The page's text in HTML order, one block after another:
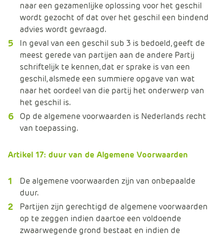
naar een gezamenlijke oplossing voor het geschil
wordt gezocht of dat over het geschil een bindend
advies wordt gevraagd.
In geval van een geschil sub 3 is bedoeld, geeft de
meest gerede van partijen aan de andere Partij
schriftelijk te kennen, dat er sprake is van een
geschil, alsmede een summiere opgave van wat
naar het oordeel van die partij het onderwerp van
het geschil is.
Op de algemene voorwaarden is Nederlands recht
van toepassing.
Artikel 17: duur van de Algemene Voorwaarden
De algemene voorwaarden zijn van onbepaalde
duur.
Partijen zijn gerechtigd de algemene voorwaarden
op te zeggen indien daartoe een voldoende
zwaarwegende grond bestaat en indien de